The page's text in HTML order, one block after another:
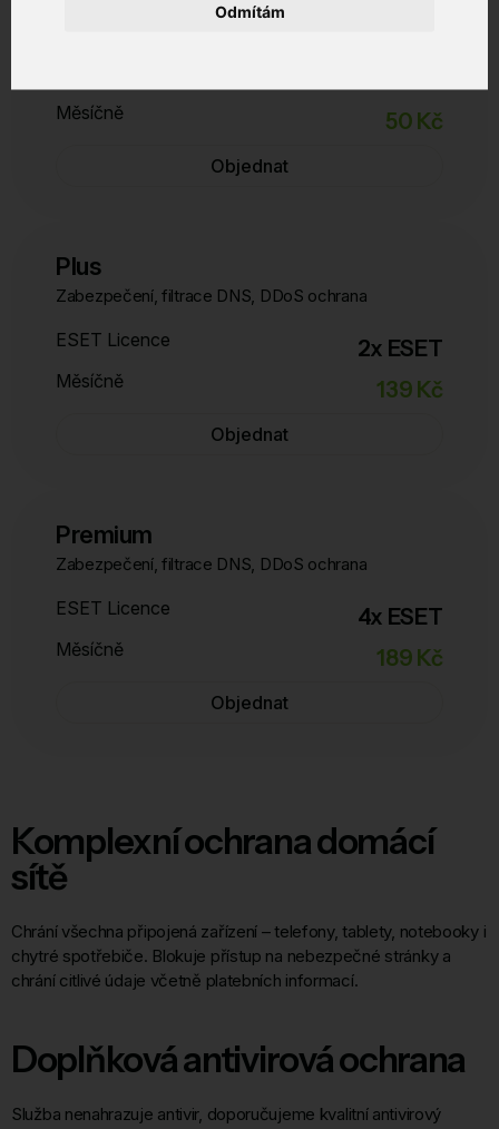
Odmítám
Měsíčně 50 Kč
Objednat
Plus
Zabezpečení, filtrace DNS, DDoS ochrana
ESET Licence 2x ESET
Měsíčně 139 Kč
Objednat
Premium
Zabezpečení, filtrace DNS, DDoS ochrana
ESET Licence 4x ESET
Měsíčně 189 Kč
Objednat
Komplexní ochrana domácí
sítě
Chrání všechna připojená zařízení – telefony, tablety, notebooky i
chytré spotřebiče. Blokuje přístup na nebezpečné stránky a
chrání citlivé údaje včetně platebních informací.
Doplňková antivirová ochrana
Služba nenahrazuje antivir, doporučujeme kvalitní antivirový